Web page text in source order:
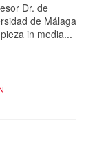
Dr. de
de Málaga
in media...